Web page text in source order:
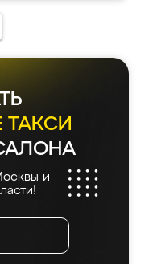
ТАКСИ
и